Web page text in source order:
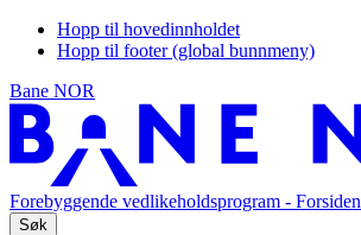
Hopp til hovedinnholdet
Hopp til footer (global bunnmeny)
Bane NOR
Forebyggende vedlikeholdsprogram - Forsiden
Søk